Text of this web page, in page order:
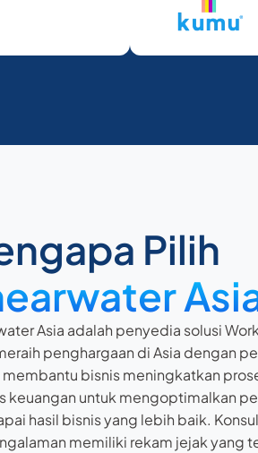
Pilih
Asia adalah penyedia solusi
penghargaan di Asia dengan
bisnis meningkatkan
keuangan untuk mengoptimalkan
hasil bisnis yang lebih baik.
memiliki rekam jejak yang